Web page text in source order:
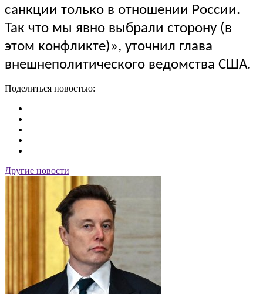
санкции только в отношении России.
Так что мы явно выбрали сторону (в
этом конфликте)», уточнил глава
внешнеполитического ведомства США.
Поделиться новостью:
Другие новости